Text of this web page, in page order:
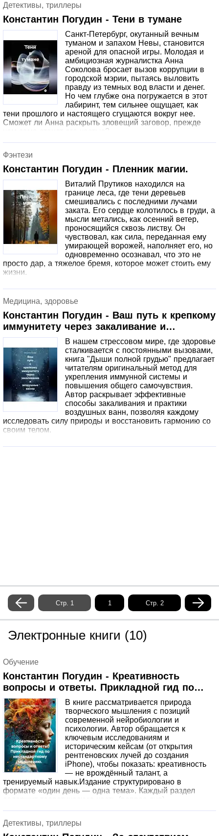
мотивацию и поддержку: найдите вдохновение в
реальных историях успеха и получите ценные советы,
которые помогут вам не сдаться на полпути. "Похудеть
за 30 дней" - это ваш шанс изменить свою жизнь к
лучшему. Начните свой путь к стройности уже сегодня!
«Администрация сайта Литрес не несет ответственности
за представленную информацию. Могут иметься
медицинские противопоказания, необходима
консультация специалиста».
Детективы, триллеры
Константин Погудин - Тени в тумане
Санкт-Петербург, окутанный вечным
туманом и запахом Невы, становится
ареной для опасной игры. Молодая и
амбициозная журналистка Анна
Соколова бросает вызов коррупции в
городской мэрии, пытаясь выловить
правду из темных вод власти и денег.
Но чем глубже она погружается в этот
лабиринт, тем сильнее ощущает, как
тени прошлого и настоящего сгущаются вокруг нее.
Сможет ли Анна раскрыть зловещий заговор, прежде
чем сама станет его частью?
Фэнтези
Константин Погудин - Пленник магии.
Виталий Прутиков находился на
границе леса, где тени деревьев
смешивались с последними лучами
заката. Его сердце колотилось в груди, а
мысли метались, как осенний ветер,
проносящийся сквозь листву. Он
чувствовал, как сила, переданная ему
умирающей ворожей, наполняет его, но
одновременно осознавал, что это не
просто дар, а тяжелое бремя, которое может стоить ему
жизни.
Медицина, здоровье
Константин Погудин - Ваш путь к крепкому
иммунитету через закаливание и
воздушные ванныВ нашем стрессовом мире, где здоровье
сталкивается с постоянными вызовами,
книга "Дыши полной грудью" предлагает
читателям оригинальный метод для
укрепления иммунной системы и
повышения общего самочувствия.
Автор раскрывает эффективные
способы закаливания и практики
воздушных ванн, позволяя каждому
исследовать силу природы и восстановить гармонию со
своим телом.
Стр. 1 Стр. 2
Электронные книги (10)
Обучение
Константин Погудин - Креативность
вопросы и ответы. Прикладной гид по
нестандартному мышлению.
В книге рассматривается природа
творческого мышления с позиций
современной нейробиологии и
психологии. Автор обращается к
ключевым исследованиям и
историческим кейсам (от открытия
рентгеновских лучей до создания
iPhone), чтобы показать: креативность
— не врождённый талант, а
тренируемый навык.Издание структурировано в
формате «один день — одна тема». Каждый раздел
содержит теоретическую часть (вопрос дня),
генерации идей, преодоления творческих блоков и
Детективы, триллеры